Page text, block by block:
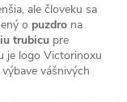
ale človeku sa
o puzdro na
trubicu pre
je logo Victorinoxu
vášnivých